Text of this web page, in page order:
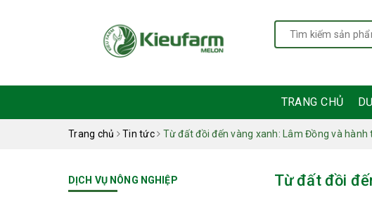
TRANG CHỦ
Trang chủ Tin tức Từ đất đồi đến vàng xanh: Lâm Đồng và hành
Từ đất đồi
DỊCH VỤ NÔNG NGHIỆP